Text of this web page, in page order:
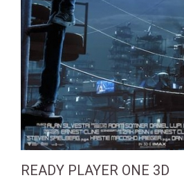
READY PLAYER ONE 3D